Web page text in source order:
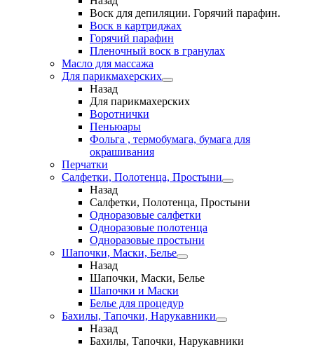
Воск для депиляции. Горячий парафин.
Воск в картриджах
Горячий парафин
Пленочный воск в гранулах
Масло для массажа
Для парикмахерских
Назад
Для парикмахерских
Воротнички
Пеньюары
Фольга , термобумага, бумага для
окрашивания
Перчатки
Салфетки, Полотенца, Простыни
Назад
Салфетки, Полотенца, Простыни
Одноразовые салфетки
Одноразовые полотенца
Одноразовые простыни
Шапочки, Маски, Белье
Назад
Шапочки, Маски, Белье
Шапочки и Маски
Белье для процедур
Бахилы, Тапочки, Нарукавники
Назад
Бахилы, Тапочки, Нарукавники